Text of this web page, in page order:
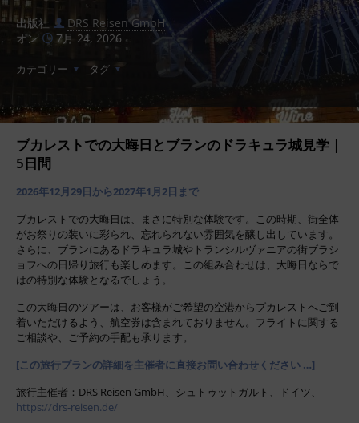
出版社
DRS Reisen GmbH
オン
7月 24, 2026
カテゴリー タグ
ブカレストでの大晦日とブランのドラキュラ城見学 |
5日間
2026年12月29日から2027年1月2日まで
ブカレストでの大晦日は、まさに特別な体験です。この時期、街全体
がお祭りの装いに彩られ、忘れられない雰囲気を醸し出しています。
さらに、ブランにあるドラキュラ城やトランシルヴァニアの街ブラシ
ョフへの日帰り旅行も楽しめます。この組み合わせは、大晦日ならで
はの特別な体験となるでしょう。
この大晦日のツアーは、お客様がご希望の空港からブカレストへご到
着いただけるよう、航空券は含まれておりません。フライトに関する
ご相談や、ご予約の手配も承ります。
[この旅行プランの詳細を主催者に直接お問い合わせください …]
旅行主催者：DRS Reisen GmbH、シュトゥットガルト、ドイツ、
https://drs-reisen.de/